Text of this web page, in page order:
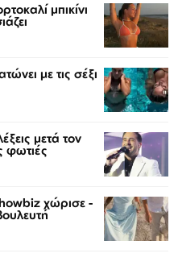
μπικίνι
με τις σέξι
μετά τον
φωτιές
χώρισε -